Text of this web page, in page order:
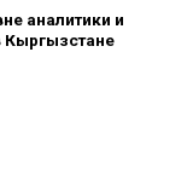
аналитики и
Кыргызстане